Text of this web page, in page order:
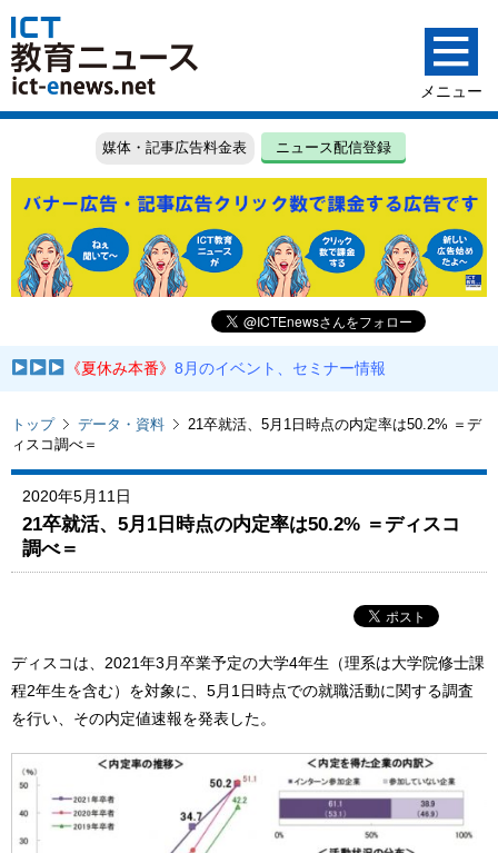
媒体・記事広告料金表 ニュース配信登録
《夏休み本番》8月のイベント、セミナー情報
トップ データ・資料
21卒就活、5月1日時点の内定率は50.2% ＝デ
ィスコ調べ＝
2020年5月11日
21卒就活、5月1日時点の内定率は50.2% ＝ディスコ
調べ＝
ディスコは、2021年3月卒業予定の大学4年生（理系は大学院修士課
程2年生を含む）を対象に、5月1日時点での就職活動に関する調査
を行い、その内定値速報を発表した。